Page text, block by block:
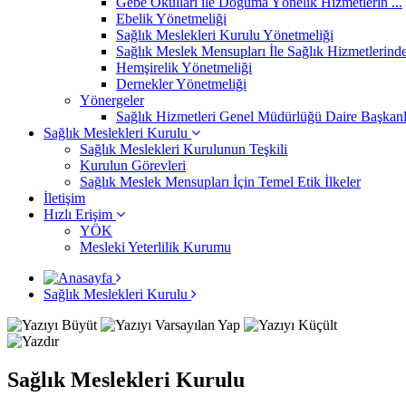
Ebelik Yönetmeliği
Sağlık Meslekleri Kurulu Yönetmeliği
Sağlık Meslek Mensupları İle Sağlık
Hemşirelik Yönetmeliği
Dernekler Yönetmeliği
Yönergeler
Sağlık Hizmetleri Genel Müdürlüğü Daire
Sağlık Meslekleri Kurulu
Sağlık Meslekleri Kurulunun Teşkili
Kurulun Görevleri
Sağlık Meslek Mensupları İçin Temel Etik İlkeler
İletişim
Hızlı Erişim
YÖK
Mesleki Yeterlilik Kurumu
Sağlık Meslekleri Kurulu
Sağlık Meslekleri Kurulu